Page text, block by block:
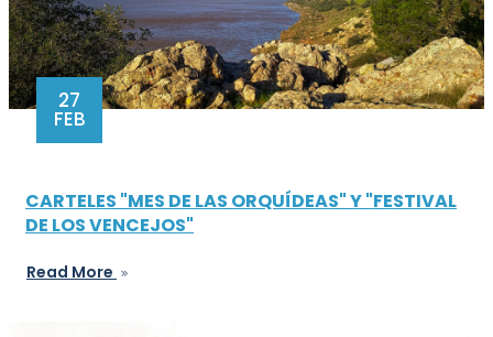
27
FEB
CARTELES "MES DE LAS ORQUÍDEAS" Y "FESTIVAL
DE LOS VENCEJOS"
Read More